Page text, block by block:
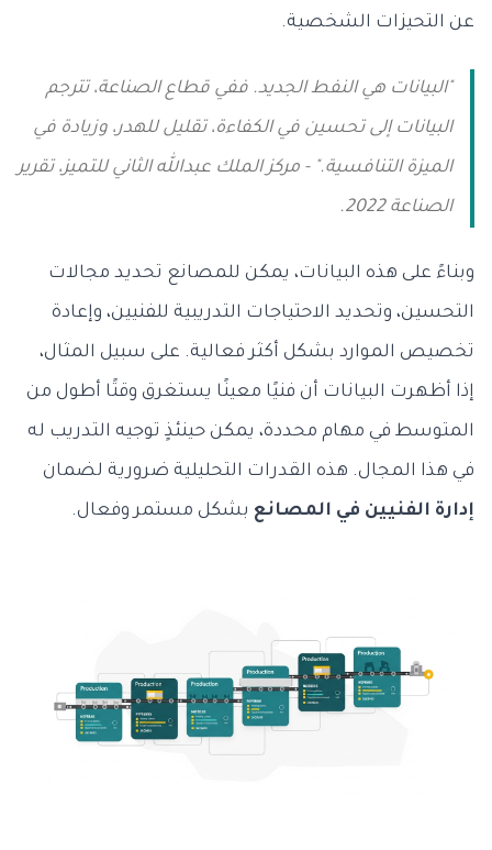
عن التحيزات الشخصية.
"البيانات هي النفط الجديد. ففي قطاع الصناعة، تترجم
البيانات إلى تحسين في الكفاءة، تقليل للهدر، وزيادة في
الميزة التنافسية." - مركز الملك عبدالله الثاني للتميز، تقرير
الصناعة 2022.
وبناءً على هذه البيانات، يمكن للمصانع تحديد مجالات
التحسين، وتحديد الاحتياجات التدريبية للفنيين، وإعادة
تخصيص الموارد بشكل أكثر فعالية. على سبيل المثال،
إذا أظهرت البيانات أن فنيًا معينًا يستغرق وقتًا أطول من
المتوسط في مهام محددة، يمكن حينئذٍ توجيه التدريب له
في هذا المجال. هذه القدرات التحليلية ضرورية لضمان
إدارة الفنيين في المصانع بشكل مستمر وفعال.